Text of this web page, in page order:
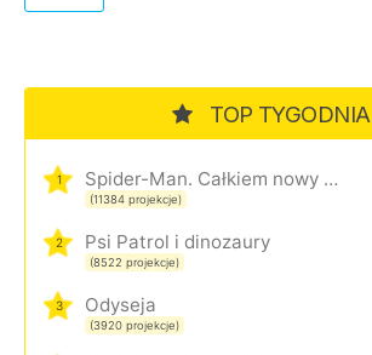
TOP TYGODNIA
1 Spider-Man. Całkiem nowy dzień
(11384 projekcje)
2 Psi Patrol i dinozaury
(8522 projekcje)
3 Odyseja
(3920 projekcje)